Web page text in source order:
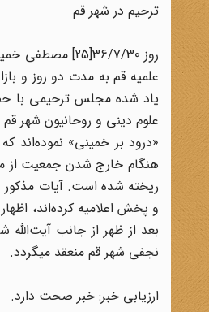
ترحیم در شهر قم
روز 36/7/
یاد شده مجلس ترحیمى با
علوم دینى و روحانیون شهر
«درود بر خمینى»
هنگام خارج شدن جمعیت از
ریخته شده است. آیات مذکور
بعد از ظهر از جانب
نجفى شهر قم منعقد میگردد.
ارزیابى خبر: خبر صحت دارد.